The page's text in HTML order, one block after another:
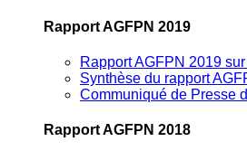
Rapport AGFPN 2019
Rapport AGFPN 2019
Synthèse du rapport
Communiqué de Presse
Rapport AGFPN 2018